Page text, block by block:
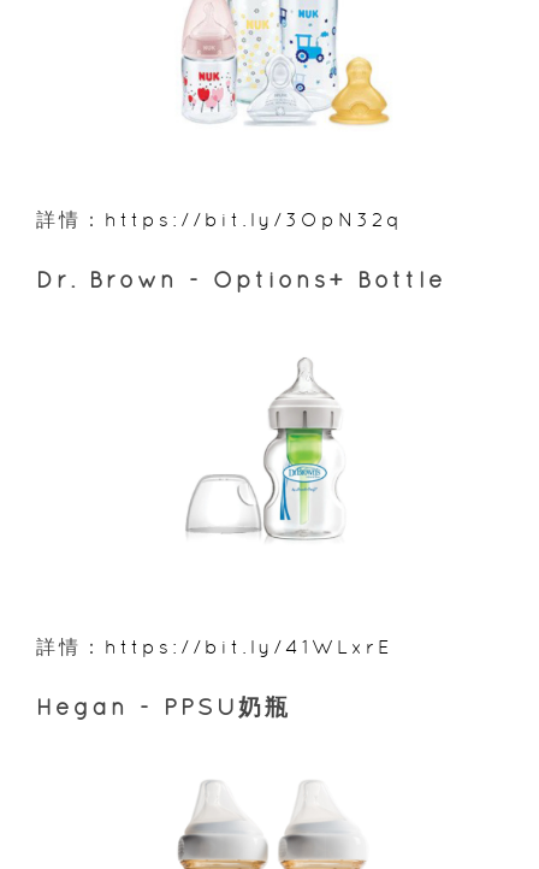
詳情： https://bit.ly/3OpN32q
Dr. Brown - Options+ Bottle
詳情： https://bit.ly/41WLxrE
Hegan - PPSU奶瓶